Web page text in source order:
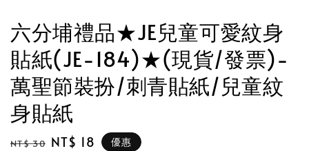
六分埔禮品★JE兒童可愛紋身
貼紙(JE-184)★(現貨/發票)-
萬聖節裝扮/刺青貼紙/兒童紋
身貼紙
Regular
NT$ 30 Sale
NT$ 18 優惠